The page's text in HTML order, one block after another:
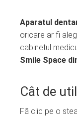
Aparatul
oricare ar fi
cabinetul
Smile Space
Cât de
Fă clic pe o